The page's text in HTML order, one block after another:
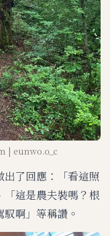
| eunwo.o_c
了回應：「看這照
「這是農夫裝嗎？根
啊」等稱讚。